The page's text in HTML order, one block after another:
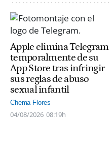
Apple elimina Telegram
temporalmente de su
App Store tras infringir
sus reglas de abuso
sexual infantil
Chema Flores
04/08/2026 08:19h